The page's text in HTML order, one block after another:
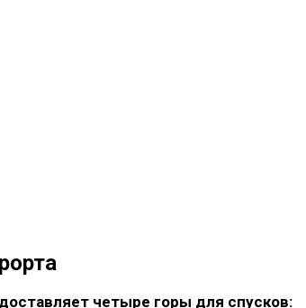
четыре горы для спусков: